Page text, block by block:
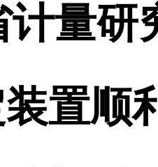
计量研
置顺